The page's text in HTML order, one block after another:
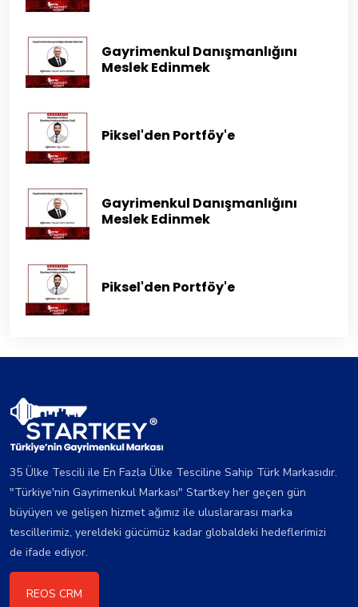
Gayrimenkul Danışmanlığını
Meslek Edinmek
Piksel'den Portföy'e
Gayrimenkul Danışmanlığını
Meslek Edinmek
Piksel'den Portföy'e
35 Ülke Tescili ile En Fazla Ülke Tesciline Sahip Türk Markasıdır.
"Türkiye'nin Gayrimenkul Markası" Startkey her geçen gün
büyüyen ve gelişen hizmet ağımız ile uluslararası marka
tescillerimiz, yereldeki gücümüz kadar globaldeki hedeflerimizi
de ifade ediyor.
REOS CRM